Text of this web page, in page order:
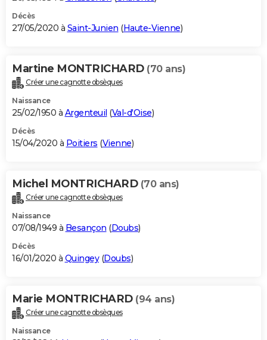
Décès
27/05/2020 à Saint-Junien (Haute-Vienne)
Martine MONTRICHARD (70 ans)
Créer une cagnotte obsèques
Naissance
25/02/1950 à Argenteuil (Val-d'Oise)
Décès
15/04/2020 à Poitiers (Vienne)
Michel MONTRICHARD (70 ans)
Créer une cagnotte obsèques
Naissance
07/08/1949 à Besançon (Doubs)
Décès
16/01/2020 à Quingey(Doubs)
Marie MONTRICHARD (94 ans)
Créer une cagnotte obsèques
Naissance